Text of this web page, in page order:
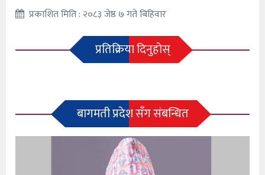
प्रकाशित मिति : २०८३ जेष्ठ ७ गते बिहिवार
प्रतिक्रिया दिनुहोस्
बागमती प्रदेश सँग संबन्धित